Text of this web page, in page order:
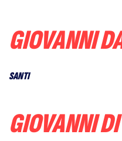
GIOVANNI
SANTI
GIOVANNI